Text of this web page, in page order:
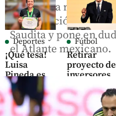
Deportes
¡Qué tesa!
Luisa
Pineda es
bombera,
deportista y
paramédico
Fútbol
Retirar
proyecto de
inversores
privados de
FIFA era
Sufrió una recaída
que padeció cuando
Saudita y pone en
el Atlante mexicano.